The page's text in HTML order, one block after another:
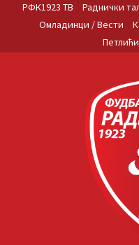
РФК1923 ТВ Раднички
Омладинци / Вести